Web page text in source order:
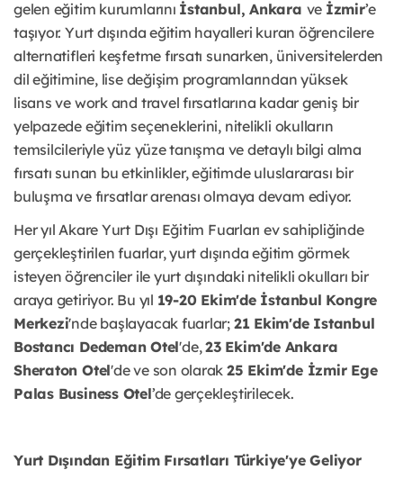
gelen eğitim kurumlarını İstanbul, Ankara ve İzmir’e
taşıyor. Yurt dışında eğitim hayalleri kuran öğrencilere
alternatifleri keşfetme fırsatı sunarken, üniversitelerden
dil eğitimine, lise değişim programlarından yüksek
lisans ve work and travel fırsatlarına kadar geniş bir
yelpazede eğitim seçeneklerini, nitelikli okulların
temsilcileriyle yüz yüze tanışma ve detaylı bilgi alma
fırsatı sunan bu etkinlikler, eğitimde uluslararası bir
buluşma ve fırsatlar arenası olmaya devam ediyor.
Her yıl Akare Yurt Dışı Eğitim Fuarları ev sahipliğinde
gerçekleştirilen fuarlar, yurt dışında eğitim görmek
isteyen öğrenciler ile yurt dışındaki nitelikli okulları bir
araya getiriyor. Bu yıl 19-20 Ekim'de İstanbul Kongre
Merkezi'nde başlayacak fuarlar; 21 Ekim'de Istanbul
Bostancı Dedeman Otel'de,23 Ekim'de Ankara
Sheraton Otel'de ve son olarak25 Ekim'de İzmir Ege
Palas Business Otel’de gerçekleştirilecek.
Yurt Dışından Eğitim Fırsatları Türkiye'ye Geliyor